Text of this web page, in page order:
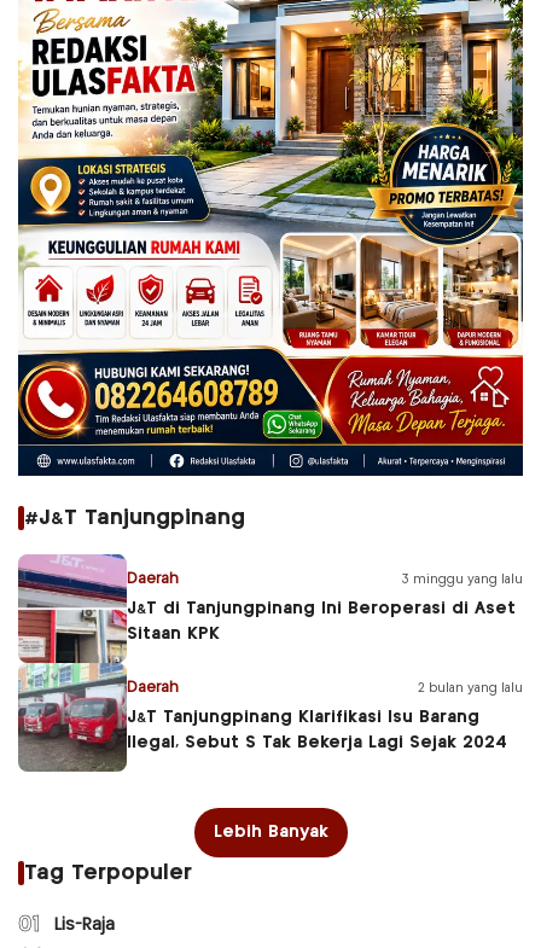
#J&T Tanjungpinang
Daerah 3 minggu yang lalu
J&T di Tanjungpinang Ini Beroperasi di Aset
Sitaan KPK
Daerah 2 bulan yang lalu
J&T Tanjungpinang Klarifikasi Isu Barang
Ilegal, Sebut S Tak Bekerja Lagi Sejak 2024
Lebih Banyak
Tag Terpopuler
01 Lis-Raja